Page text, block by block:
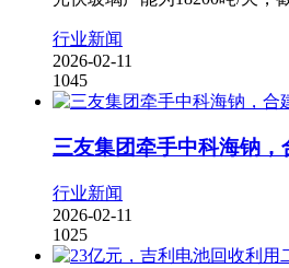
行业新闻
2026-02-11
1045
三友集团牵手中科海钠，
行业新闻
2026-02-11
1025